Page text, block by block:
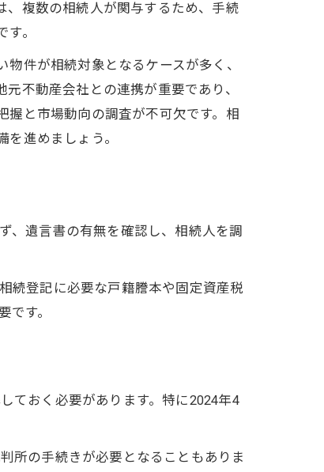
、複数の相続人が関与するため、手続
。
件が相続対象となるケースが多く、
不動産会社との連携が重要であり、
握と市場動向の調査が不可欠です。相
進めましょう。
、遺言書の有無を確認し、相続人を調
続登記に必要な戸籍謄本や固定資産税
です。
ておく必要があります。特に2024年4
所の手続きが必要となることもありま